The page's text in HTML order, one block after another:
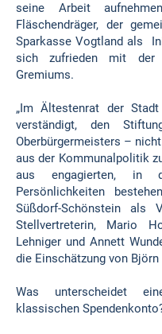
seine Arbeit
Fläschendräger, der
Sparkasse Vogtland als
sich zufrieden mit der
Gremiums.
„Im Ältestenrat der
verständigt, den
Oberbürgermeisters –
aus der Kommunalpolitik
aus engagierten, in
Persönlichkeiten
Süßdorf-Schönstein als
Stellvertreterin, Mario
Lehniger und Annett
die Einschätzung von Björn
Was unterscheidet
klassischen